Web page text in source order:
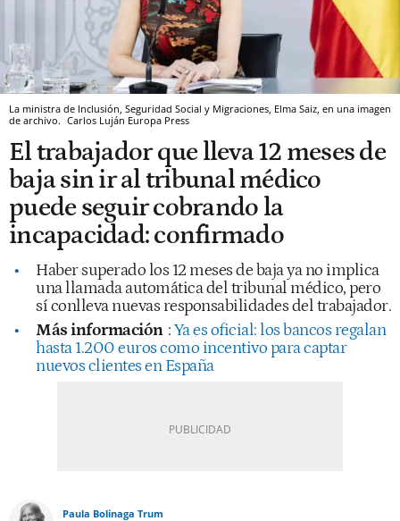
La ministra de Inclusión, Seguridad Social y Migraciones, Elma Saiz, en una imagen
de archivo. Carlos Luján Europa Press
El trabajador que lleva 12 meses de
baja sin ir al tribunal médico
puede seguir cobrando la
incapacidad: confirmado
Haber superado los 12 meses de baja ya no implica
una llamada automática del tribunal médico, pero
sí conlleva nuevas responsabilidades del trabajador.
Más información :Ya es oficial: los bancos regalan
hasta 1.200 euros como incentivo para captar
nuevos clientes en España
Paula Bolinaga Trum